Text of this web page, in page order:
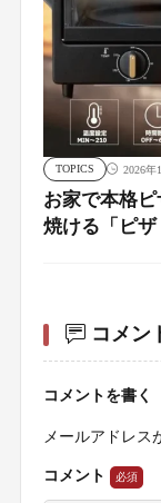
TOPICS 2026年
お家で本格
焼ける「ピ
コメン
コメントを書く
メールアドレス
コメント